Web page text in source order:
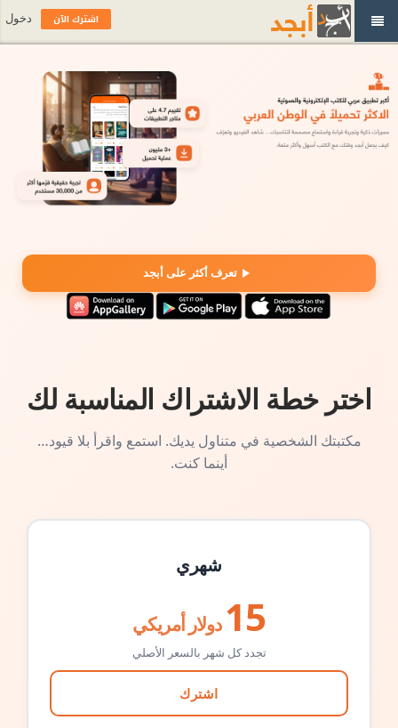
تعرف أكثر على أبجد
اختر خطة الاشتراك المناسبة لك
مكتبتك الشخصية في متناول يديك. استمع واقرأ بلا قيود…
أينما كنت.
شهري
15 دولار أمريكي
تجدد كل شهر بالسعر الأصلي
اشترك
اشترك الآن دخول